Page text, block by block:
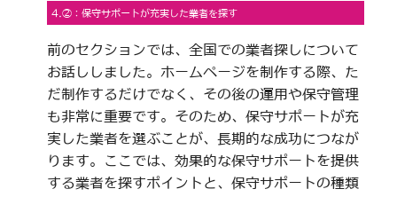
4.②：保守サポートが充実した業者を探す
前のセクションでは、全国での業者探しについて
お話ししました。ホームページを制作する際、た
だ制作するだけでなく、その後の運用や保守管理
も非常に重要です。そのため、保守サポートが充
実した業者を選ぶことが、長期的な成功につなが
ります。ここでは、効果的な保守サポートを提供
する業者を探すポイントと、保守サポートの種類